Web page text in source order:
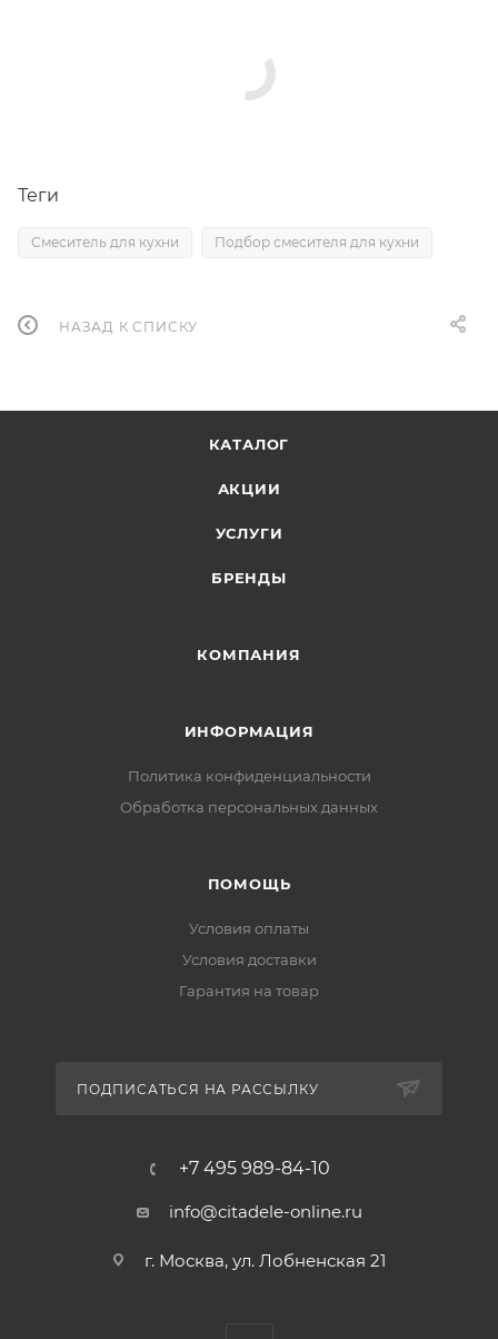
Теги
Смеситель для кухни Подбор смесителя для кухни
НАЗАД К СПИСКУ
КАТАЛОГ
АКЦИИ
УСЛУГИ
БРЕНДЫ
КОМПАНИЯ
ИНФОРМАЦИЯ
Политика конфиденциальности
Обработка персональных данных
ПОМОЩЬ
Условия оплаты
Условия доставки
Гарантия на товар
ПОДПИСАТЬСЯ НА РАССЫЛКУ
+7 495 989-84-10
info@citadele-online.ru
г. Москва, ул. Лобненская 21